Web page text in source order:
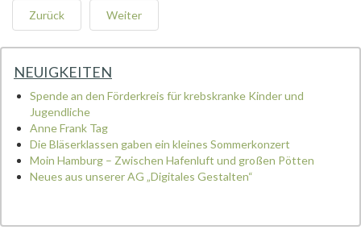
Zurück Weiter
NEUIGKEITEN
Spende an den Förderkreis für krebskranke Kinder und
Jugendliche
Anne Frank Tag
Die Bläserklassen gaben ein kleines Sommerkonzert
Moin Hamburg – Zwischen Hafenluft und großen Pötten
Neues aus unserer AG „Digitales Gestalten“